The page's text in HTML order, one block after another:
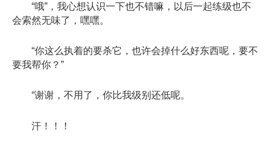
“哦”，我心想认识一下也不错嘛，以后一起练级也不
会索然无味了，嘿嘿。
“你这么执着的要杀它，也许会掉什么好东西呢，要不
要我帮你？”
“谢谢，不用了，你比我级别还低呢。
汗！！！